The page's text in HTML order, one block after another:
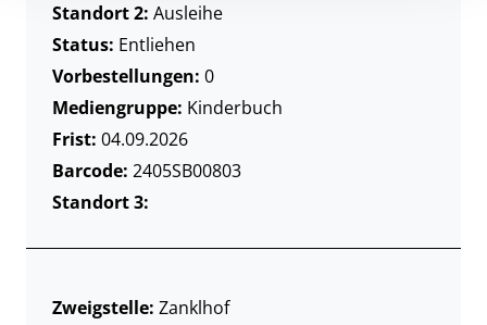
Standort 2: Ausleihe
Status: Entliehen
Vorbestellungen: 0
Mediengruppe: Kinderbuch
Frist: 04.09.2026
Barcode: 2405SB00803
Standort 3:
Zweigstelle: Zanklhof